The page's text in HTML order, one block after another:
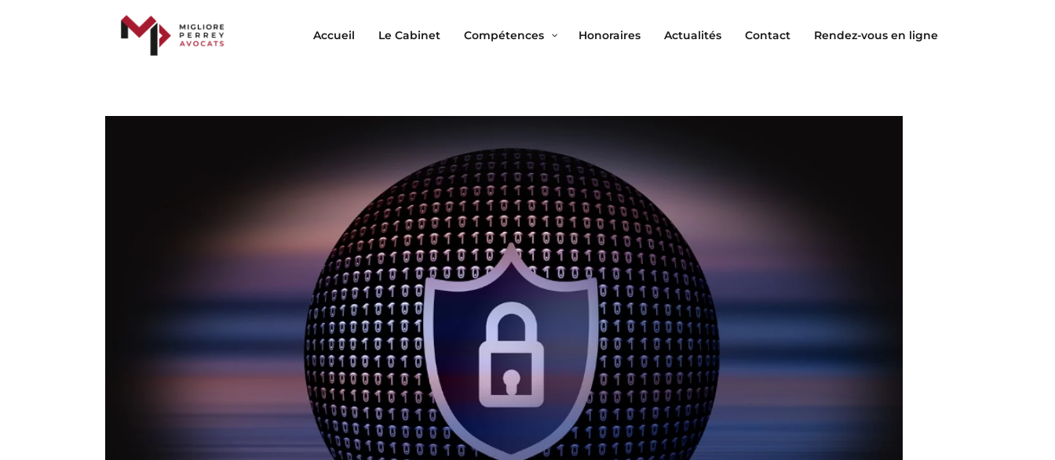
Accueil Le Cabinet Compétences Honoraires Actualités Contact Rendez-vous en ligne